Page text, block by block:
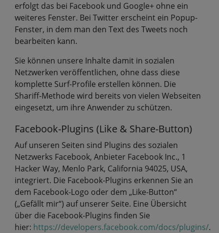
erfolgt das bei Facebook und Google+ ohne ein
weiteres Fenster. Bei Twitter erscheint ein Popup-
Fenster, in dem man den Text des Tweets noch
bearbeiten kann.
Sie können unsere Inhalte damit in sozialen
Netzwerken veröffentlichen, ohne dass diese
komplette Surf-Profile erstellen können. Die
Shariff-Methode wird bereits von vielen Webseiten
eingesetzt, um ihre Anwender zu schützen.
Facebook-Plugins (Like & Share-Button)
Auf unseren Seiten sind Plugins des sozialen
Netzwerks Facebook, Anbieter Facebook Inc., 1
Hacker Way, Menlo Park, California 94025, USA,
integriert. Die Facebook-Plugins erkennen Sie an
dem Facebook-Logo oder dem „Like-Button“
(„Gefällt mir“) auf unserer Seite. Eine Übersicht
über die Facebook-Plugins finden Sie
hier: https://developers.facebook.com/docs/plugins/.